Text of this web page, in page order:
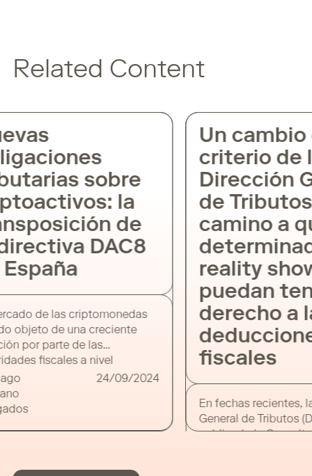
Related Content
sobre
la
de
DAC8
de las criptomonedas
objeto de una creciente
por parte de las
fiscales a nivel
y la Unión Europea no es
La reciente
en primera vuelta del
representa un paso
24/09/2024
Un cambio
criterio de
Dirección
de Tributos
camino a
reality
puedan
derecho a
fiscales
En fechas recientes, la
General de Tributos
publicado la Consulta